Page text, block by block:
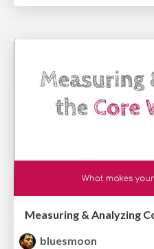
Measuring & Analyzing
bluesmoon